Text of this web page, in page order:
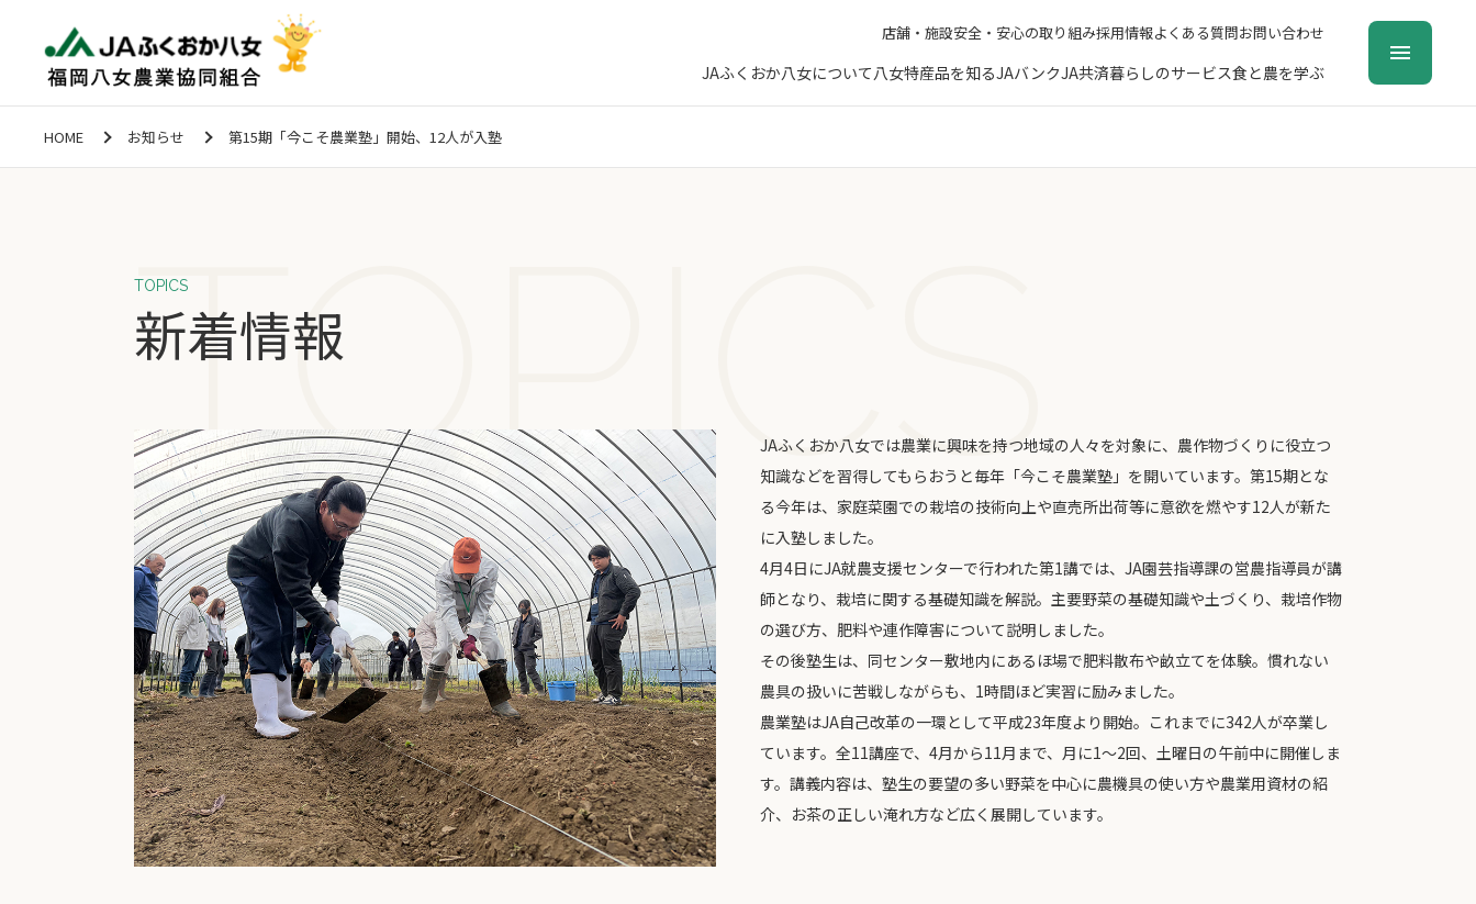
店舗・施設安全・安心の取り組み採用情報よくある質問お問い合わせ
JAふくおか八女について 八女特産品を知るJAバンクJA共済暮らしのサービス食と農を学ぶ
HOME お知らせ 第15期「今こそ農業塾」開始、12人が入塾
TOPICS
新着情報
JAふくおか八女では農業に興味を持つ地域の人々を対象に、農作物づくりに役立つ
知識などを習得してもらおうと毎年「今こそ農業塾」を開いています。第15期とな
る今年は、家庭菜園での栽培の技術向上や直売所出荷等に意欲を燃やす12人が新た
に入塾しました。
4月4日にJA就農支援センターで行われた第1講では、JA園芸指導課の営農指導員が講
師となり、栽培に関する基礎知識を解説。主要野菜の基礎知識や土づくり、栽培作物
の選び方、肥料や連作障害について説明しました。
その後塾生は、同センター敷地内にあるほ場で肥料散布や畝立てを体験。慣れない
農具の扱いに苦戦しながらも、1時間ほど実習に励みました。
農業塾はJA自己改革の一環として平成23年度より開始。これまでに342人が卒業し
ています。全11講座で、4月から11月まで、月に1～2回、土曜日の午前中に開催しま
す。講義内容は、塾生の要望の多い野菜を中心に農機具の使い方や農業用資材の紹
介、お茶の正しい淹れ方など広く展開しています。